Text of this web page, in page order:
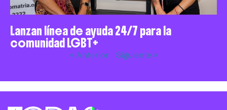
Lanzan línea de ayuda 24/7 para la
comunidad LGBT+
« Anterior Siguiente »